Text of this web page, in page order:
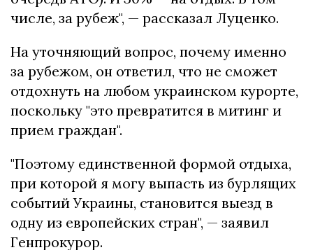
числе, за рубеж", — рассказал Луценко.
На уточняющий вопрос, почему именно
за рубежом, он ответил, что не сможет
отдохнуть на любом украинском курорте,
поскольку "это превратится в митинг и
прием граждан".
"Поэтому единственной формой отдыха,
при которой я могу выпасть из бурлящих
событий Украины, становится выезд в
одну из европейских стран", — заявил
Генпрокурор.